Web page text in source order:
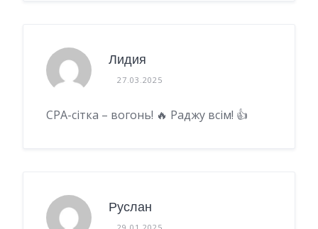
Лидия
27.03.2025
CPA-сітка – вогонь! 🔥 Раджу всім! 👍
Руслан